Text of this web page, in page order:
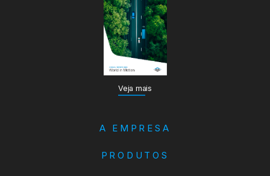
Veja mais
A EMPRESA
PRODUTOS